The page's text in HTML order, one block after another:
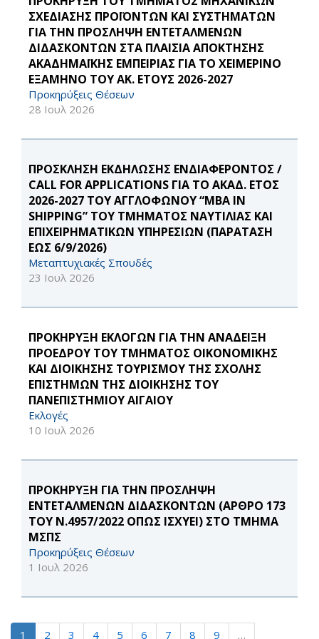
ΣΧΕΔΙΑΣΗΣ ΠΡΟΪΟΝΤΩΝ ΚΑΙ ΣΥΣΤΗΜΑΤΩΝ
ΓΙΑ ΤΗΝ ΠΡΟΣΛΗΨΗ ΕΝΤΕΤΑΛΜΕΝΩΝ
ΔΙΔΑΣΚΟΝΤΩΝ ΣΤΑ ΠΛΑΙΣΙΑ ΑΠΟΚΤΗΣΗΣ
ΑΚΑΔΗΜΑΪΚΗΣ ΕΜΠΕΙΡΙΑΣ ΓΙΑ ΤΟ ΧΕΙΜΕΡΙΝΟ
ΕΞΑΜΗΝΟ ΤΟΥ ΑΚ. ΕΤΟΥΣ 2026-2027
Προκηρύξεις Θέσεων
28 Ιουλ 2026
ΠΡΟΣΚΛΗΣΗ ΕΚΔΗΛΩΣΗΣ ΕΝΔΙΑΦΕΡΟΝΤΟΣ /
CALL FOR APPLICATIONS ΓΙΑ ΤΟ ΑΚΑΔ. ΕΤΟΣ
2026-2027 ΤΟΥ ΑΓΓΛΟΦΩΝΟΥ “MBA IN
SHIPPING” ΤΟΥ ΤΜΗΜΑΤΟΣ ΝΑΥΤΙΛΙΑΣ ΚΑΙ
ΕΠΙΧΕΙΡΗΜΑΤΙΚΩΝ ΥΠΗΡΕΣΙΩΝ (ΠΑΡΑΤΑΣΗ
ΕΩΣ 6/9/2026)
Μεταπτυχιακές Σπουδές
23 Ιουλ 2026
ΠΡΟΚΗΡΥΞΗ ΕΚΛΟΓΩΝ ΓΙΑ ΤΗΝ ΑΝΑΔΕΙΞΗ
ΠΡΟΕΔΡΟΥ ΤΟΥ ΤΜΗΜΑΤΟΣ ΟΙΚΟΝΟΜΙΚΗΣ
ΚΑΙ ΔΙΟΙΚΗΣΗΣ ΤΟΥΡΙΣΜΟΥ ΤΗΣ ΣΧΟΛΗΣ
ΕΠΙΣΤΗΜΩΝ ΤΗΣ ΔΙΟΙΚΗΣΗΣ ΤΟΥ
ΠΑΝΕΠΙΣΤΗΜΙΟΥ ΑΙΓΑΙΟΥ
Εκλογές
10 Ιουλ 2026
ΠΡΟΚΗΡΥΞΗ ΓΙΑ ΤΗΝ ΠΡΟΣΛΗΨΗ
ΕΝΤΕΤΑΛΜΕΝΩΝ ΔΙΔΑΣΚΟΝΤΩΝ (ΑΡΘΡΟ 173
ΤΟΥ Ν.4957/2022 ΟΠΩΣ ΙΣΧΥΕΙ) ΣΤΟ ΤΜΗΜΑ
ΜΣΠΣ
Προκηρύξεις Θέσεων
1 Ιουλ 2026
1 2 3 4 5 6 7 8 9
…